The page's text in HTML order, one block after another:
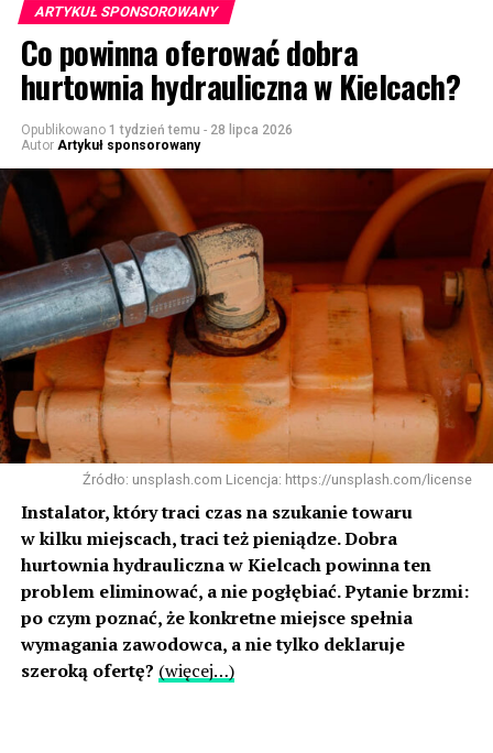
ARTYKUŁ SPONSOROWANY
Co powinna oferować dobra
hurtownia hydrauliczna w Kielcach?
Opublikowano 1 tydzień temu - 28 lipca 2026
Autor Artykuł sponsorowany
Źródło: unsplash.com Licencja: https://unsplash.com/license
Instalator, który traci czas na szukanie towaru
w kilku miejscach, traci też pieniądze. Dobra
hurtownia hydrauliczna w Kielcach powinna ten
problem eliminować, a nie pogłębiać. Pytanie brzmi:
po czym poznać, że konkretne miejsce spełnia
wymagania zawodowca, a nie tylko deklaruje
szeroką ofertę? (więcej…)